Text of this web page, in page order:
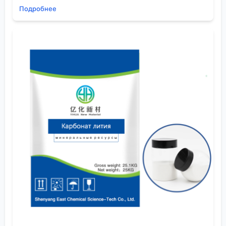
Материалы
фокус. Такой поставщик, работая в сегменте
литий-ионных аккумуляторов или ЖК-дисплеев, по
умолчанию должен разбираться в тонкостях
требований к чистоте, вязкости, стабильности PEG
для этих процессов. Это не гарантия, но серьёзная
Кстати, о чистоте. Для многих технических
применений подходит технический PEG. Но как
только речь заходит о медицине или пищевой
промышленности, начинается история с
фармакопейными стандартами, сертификатами
GMP, анализами на тяжёлые металлы и
остаточные мономеры. Не каждый китайский
Подробнее